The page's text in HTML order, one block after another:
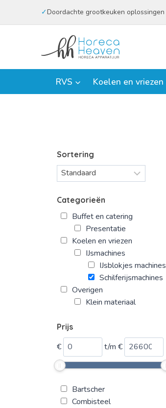
Doordachte grootkeuken oplossingen
RVS Koelen en vriezen
Sortering
Categorieën
Buffet en catering
Presentatie
Koelen en vriezen
IJsmachines
IJsblokjes machines
Schilferijsmachines
Overigen
Klein materiaal
Prijs
€ t/m €
Bartscher
Combisteel